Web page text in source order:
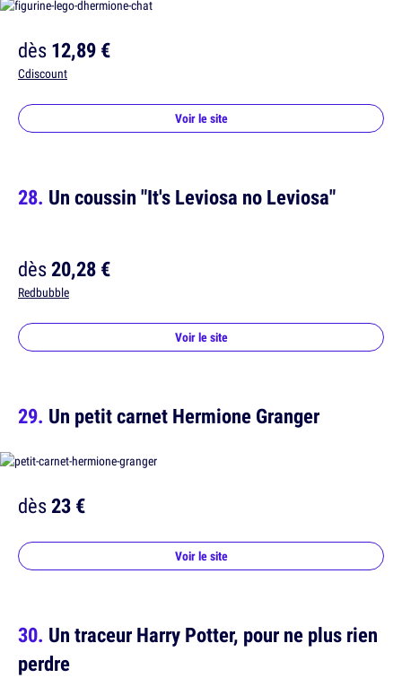
dès12,89 €
Cdiscount
Voir le site
Un coussin "It's Leviosa no Leviosa"
dès20,28 €
Redbubble
Voir le site
Un petit carnet Hermione Granger
dès23 €
Voir le site
Un traceur Harry Potter, pour ne plus rien
perdre